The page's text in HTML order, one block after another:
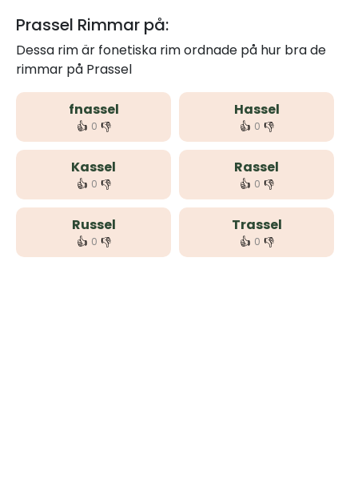
Prassel Rimmar på:
Dessa rim är fonetiska rim ordnade på hur bra de
rimmar på Prassel
fnassel
👍 0 👎
Hassel
👍 0 👎
Kassel
👍 0 👎
Rassel
👍 0 👎
Russel
👍 0 👎
Trassel
👍 0 👎